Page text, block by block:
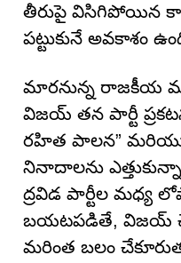
తీరుపై విసిగిపోయిన
పట్టుకునే అవకాశం
మారనున్న రాజకీయ
విజయ్ తన పార్టీ
రహిత పాలన” మరియు
నినాదాలను
ద్రవిడ పార్టీల మధ్య
బయటపడితే, విజయ్
మరింత బలం